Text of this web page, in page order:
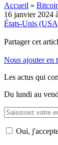
Accueil »
16 janvier 2024
États-Unis
Partager cet
Nous ajouter en
Les actus qui
Du lundi au
Oui,